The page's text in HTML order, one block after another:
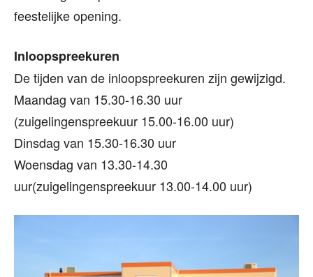
feestelijke opening.
Inloopspreekuren
De tijden van de inloopspreekuren zijn gewijzigd.
Maandag van 15.30-16.30 uur
(zuigelingenspreekuur 15.00-16.00 uur)
Dinsdag van 15.30-16.30 uur
Woensdag van 13.30-14.30
uur(zuigelingenspreekuur 13.00-14.00 uur)